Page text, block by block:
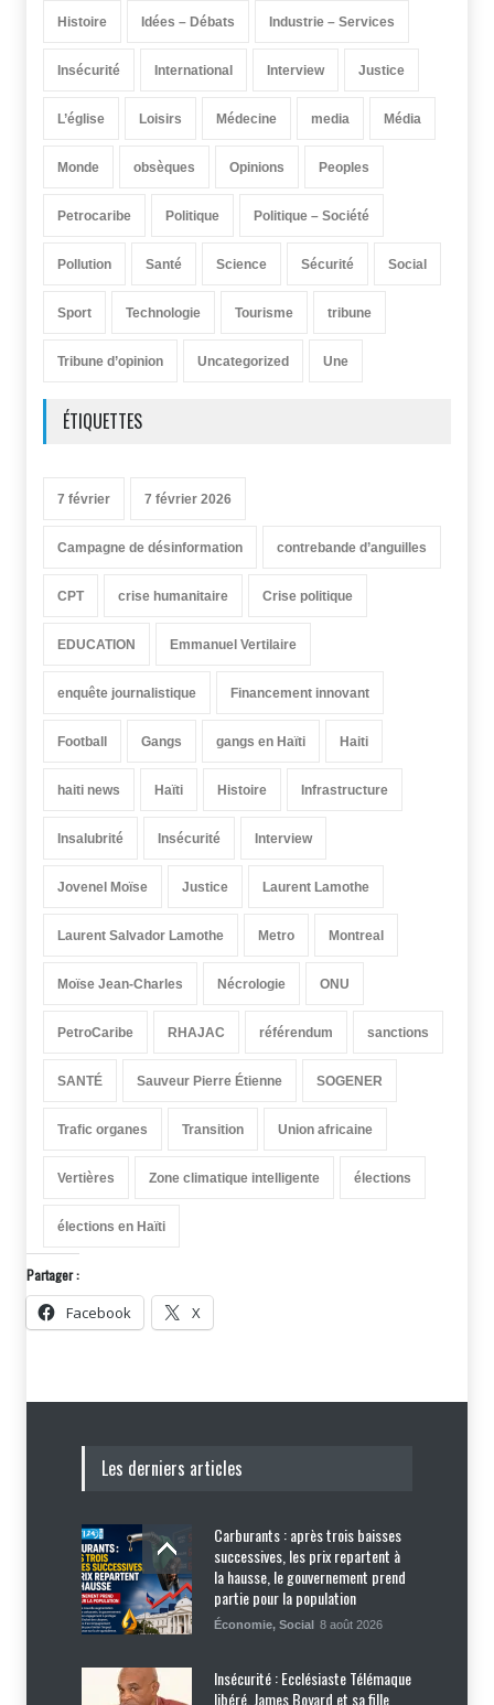
Histoire Idées – Débats Industrie – Services
Insécurité International Interview Justice
L’église Loisirs Médecine media Média
Monde obsèques Opinions Peoples
Petrocaribe Politique Politique – Société
Pollution Santé Science Sécurité Social
Sport Technologie Tourisme tribune
Tribune d’opinion Uncategorized Une
ÉTIQUETTES
7 février 7 février 2026
Campagne de désinformation contrebande d’anguilles
CPT crise humanitaire Crise politique
EDUCATION Emmanuel Vertilaire
enquête journalistique Financement innovant
Football Gangs gangs en Haïti Haiti
haiti news Haïti Histoire Infrastructure
Insalubrité Insécurité Interview
Jovenel Moïse Justice Laurent Lamothe
Laurent Salvador Lamothe Metro Montreal
Moïse Jean-Charles Nécrologie ONU
PetroCaribe RHAJAC référendum sanctions
SANTÉ Sauveur Pierre Étienne SOGENER
Trafic organes Transition Union africaine
Vertières Zone climatique intelligente élections
élections en Haïti
Partager :
Facebook X
Les derniers articles
Carburants : après trois baisses
successives, les prix repartent à
la hausse, le gouvernement prend
partie pour la population
Économie, Social 8 août 2026
Insécurité : Ecclésiaste Télémaque
libéré, James Boyard et sa fille